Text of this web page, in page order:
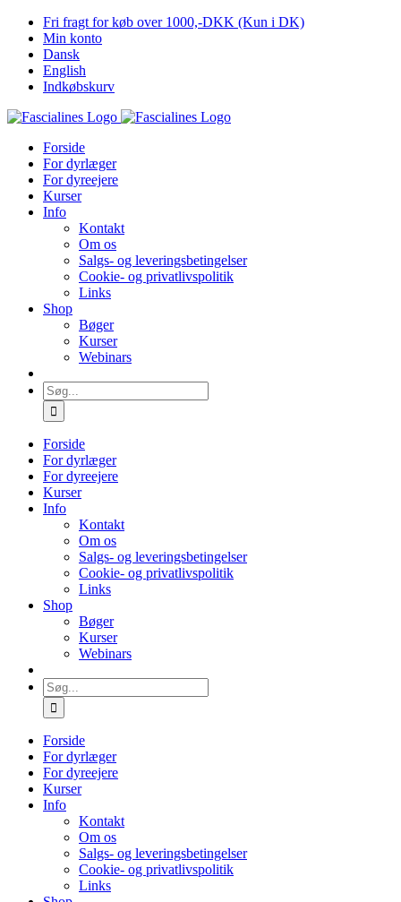
Skip
content
Fri fragt for køb over 1000,-DKK (Kun i DK)
Min konto
Dansk
English
Indkøbskurv
Forside
For dyrlæger
For dyreejere
Kurser
Info
Kontakt
Om os
Salgs- og leveringsbetingelser
Cookie- og privatlivspolitik
Links
Shop
Bøger
Kurser
Webinars
Søg
efter:
Forside
For dyrlæger
For dyreejere
Kurser
Info
Kontakt
Om os
Salgs- og leveringsbetingelser
Cookie- og privatlivspolitik
Links
Shop
Bøger
Kurser
Webinars
Søg
efter:
Forside
For dyrlæger
For dyreejere
Kurser
Info
Kontakt
Om os
Salgs- og leveringsbetingelser
Cookie- og privatlivspolitik
Links